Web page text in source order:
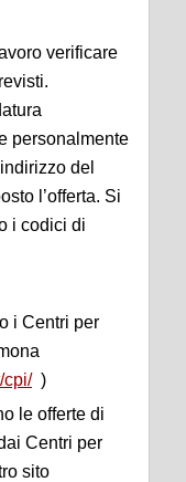
verificare
personalmente
del
l’offerta. Si
i codici di
i Centri per
cpi/)
le offerte di
Centri per
sito